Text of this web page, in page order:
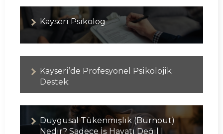
Kayseri Psikolog
Kayseri’de Profesyonel Psikolojik
Destek:
Duygusal Tükenmişlik (Burnout)
Nedir? Sadece İş Hayatı Değil |